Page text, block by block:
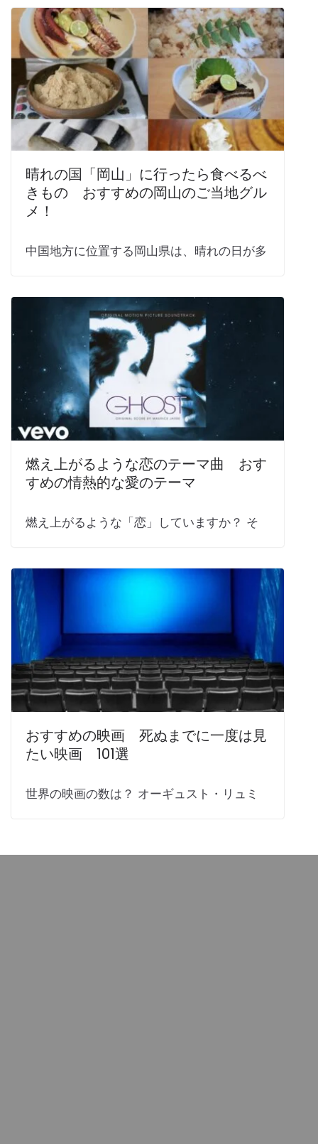
晴れの国「岡山」に行ったら食べるべ
きもの おすすめの岡山のご当地グル
メ！
中国地方に位置する岡山県は、晴れの日が多
燃え上がるような恋のテーマ曲 おす
すめの情熱的な愛のテーマ
燃え上がるような「恋」していますか？ そ
おすすめの映画 死ぬまでに一度は見
たい映画 101選
世界の映画の数は？ オーギュスト・リュミ